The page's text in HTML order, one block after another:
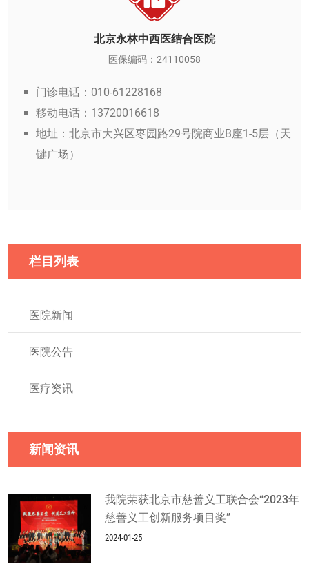
北京永林中西医结合医院
医保编码：24110058
门诊电话：010-61228168
移动电话：13720016618
地址：北京市大兴区枣园路29号院商业B座1-5层（天
键广场）
栏目列表
医院新闻
医院公告
医疗资讯
新闻资讯
我院荣获北京市慈善义工联合会“2023年
慈善义工创新服务项目奖”
2024-01-25